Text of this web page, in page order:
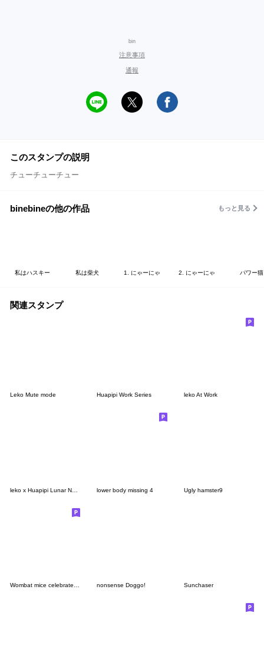
bin
注意事項
通報
このスタンプの説明
チューチューチュー
binebineの他の作品 もっと見る
私はハスキー 私は柴犬 1. にゃーにゃ 2. にゃーにゃ パワー猫
関連スタンプ
Leko Mute mode Huapipi Work Series leko At Work
lower body missing 4 Ugly hamster9
nonsense Doggo! Sunchaser